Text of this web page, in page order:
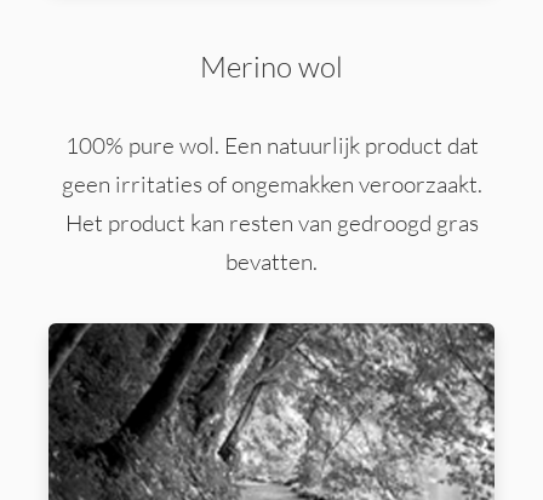
Merino wol
100% pure wol. Een natuurlijk product dat
geen irritaties of ongemakken veroorzaakt.
Het product kan resten van gedroogd gras
bevatten.